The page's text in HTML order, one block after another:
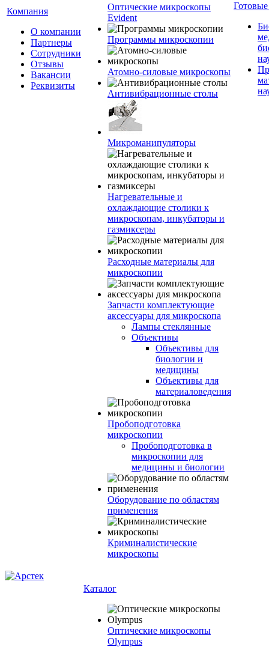
Компания
О компании
Партнеры
Сотрудники
Отзывы
Вакансии
Реквизиты
Оптические микроскопы
Evident
Программы микроскопии
Атомно-силовые микроскопы
Антивибрационные столы
Микроманипуляторы
Нагревательные и
охлаждающие столики к
микроскопам, инкубаторы и
газмиксеры
Расходные материалы для
микроскопии
Запчасти комплектующие
аксессуары для микроскопа
Лампы стеклянные
Объективы
Объективы для
биологии и
медицины
Объективы для
материаловедения
Пробоподготовка
микроскопии
Пробоподготовка в
микроскопии для
медицины и биологии
Оборудование по областям
применения
Криминалистические
микроскопы
Каталог
Оптические микроскопы
Olympus